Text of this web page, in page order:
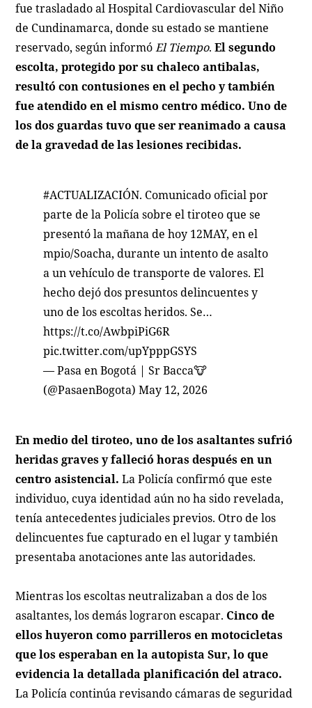
fue trasladado al Hospital Cardiovascular del Niño
de Cundinamarca, donde su estado se mantiene
reservado, según informóEl Tiempo.El segundo
escolta, protegido por su chaleco antibalas,
resultó con contusiones en el pecho y también
fue atendido en el mismo centro médico. Uno de
los dos guardas tuvo que ser reanimado a causa
de la gravedad de las lesiones recibidas.
#ACTUALIZACIÓN. Comunicado oficial por
parte de la Policía sobre el tiroteo que se
presentó la mañana de hoy 12MAY, en el
mpio/Soacha, durante un intento de asalto
a un vehículo de transporte de valores. El
hecho dejó dos presuntos delincuentes y
uno de los escoltas heridos. Se…
https://t.co/AwbpiPiG6R
pic.twitter.com/upYpppGSYS
— Pasa en Bogotá | Sr Bacca🐮
(@PasaenBogota)May 12, 2026
En medio del tiroteo, uno de los asaltantes sufrió
heridas graves y falleció horas después en un
centro asistencial. La Policía confirmó que este
individuo, cuya identidad aún no ha sido revelada,
tenía antecedentes judiciales previos. Otro de los
delincuentes fue capturado en el lugar y también
presentaba anotaciones ante las autoridades.
Mientras los escoltas neutralizaban a dos de los
asaltantes, los demás lograron escapar. Cinco de
ellos huyeron como parrilleros en motocicletas
que los esperaban en la autopista Sur, lo que
evidencia la detallada planificación del atraco.
La Policía continúa revisando cámaras de seguridad